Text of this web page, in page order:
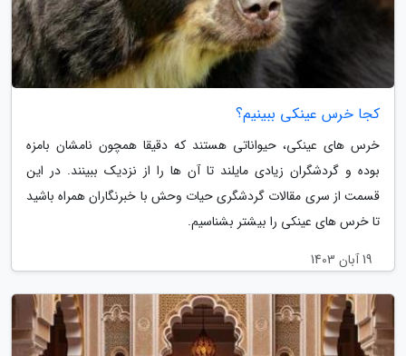
کجا خرس عینکی ببینیم؟
خرس های عینکی، حیواناتی هستند که دقیقا همچون نامشان بامزه
بوده و گردشگران زیادی مایلند تا آن ها را از نزدیک ببینند. در این
قسمت از سری مقالات گردشگری حیات وحش با خبرنگاران همراه باشید
تا خرس های عینکی را بیشتر بشناسیم.
19 آبان 1403